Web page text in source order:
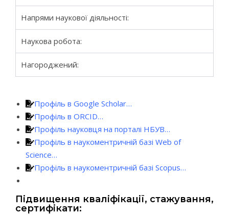
Напрями наукової діяльності:
Наукова робота:
Нагороджений:
Профіль в Google Scholar…
Профіль в ORCID…
Профіль науковця на порталі НБУВ…
Профіль в наукоментричній базі Web of
Science…
Профіль в наукоментричній базі Scopus…
Підвищення кваліфікації, стажування,
сертифікати: